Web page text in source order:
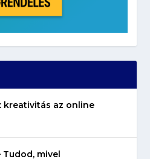
kreativitás az online
Tudod, mivel